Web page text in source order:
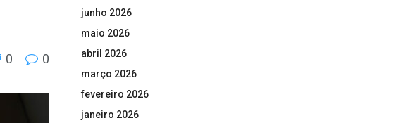
0 0
junho 2026
maio 2026
abril 2026
março 2026
fevereiro 2026
janeiro 2026